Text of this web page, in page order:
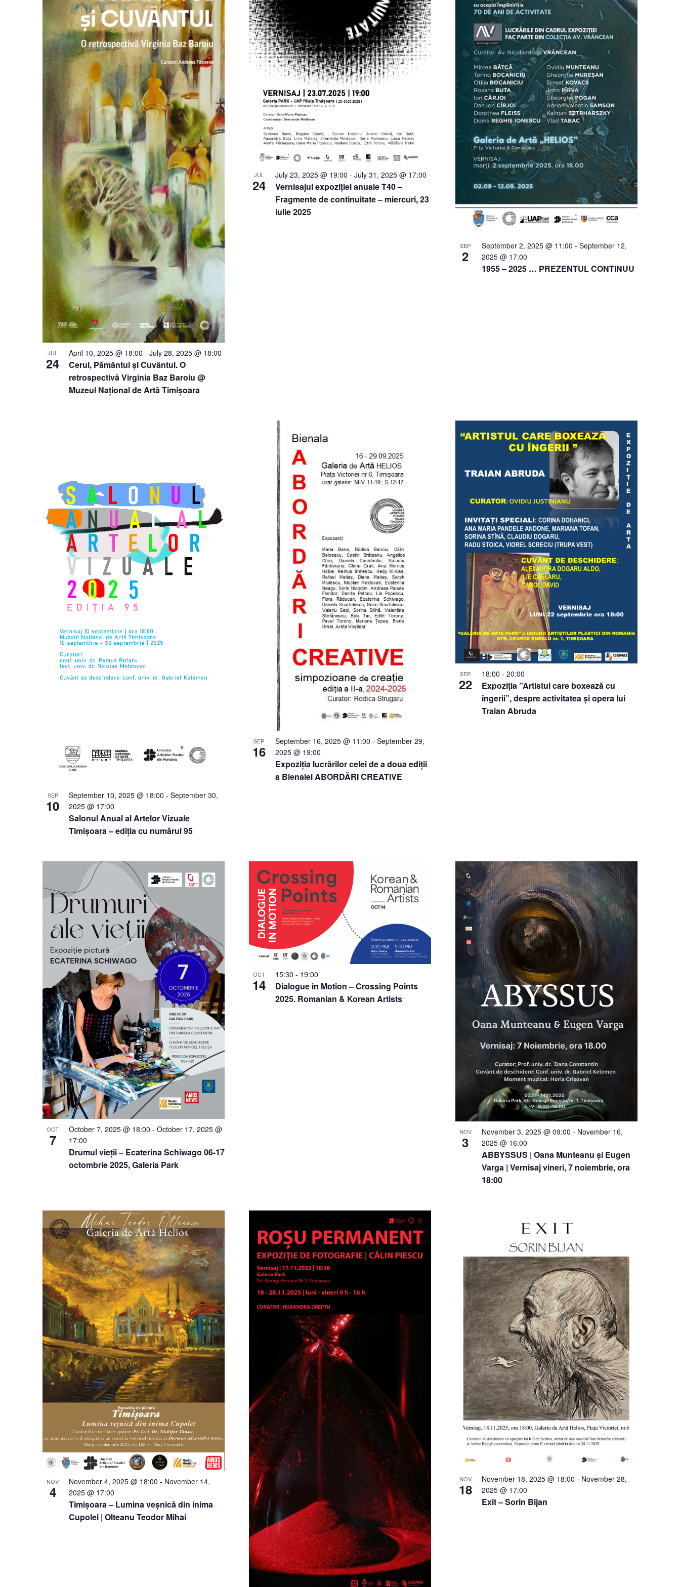
JUL
24
Cerul, Pământul și Cuvântul. O
retrospectivă Virginia Baz Baroiu @
Muzeul Național de Artă Timișoara
April 10, 2025 @ 18:00 - July 28, 2025 @ 18:00
JUL
24
Vernisajul expoziției anuale T40 –
Fragmente de continuitate – miercuri, 23
iulie 2025
July 23, 2025 @ 19:00 - July 31, 2025 @ 17:00
SEP
2
1955 – 2025 … PREZENTUL CONTINUU
September 2, 2025 @ 11:00 - September 12,
2025 @ 17:00
SEP
10
Salonul Anual al Artelor Vizuale
Timișoara – ediția cu numărul 95
September 10, 2025 @ 18:00 - September 30,
2025 @ 17:00
SEP
16
Expoziția lucrărilor celei de a doua ediții
a Bienalei ABORDĂRI CREATIVE
September 16, 2025 @ 11:00 - September 29,
2025 @ 19:00
SEP
22
Expoziția ”Artistul care boxează cu
îngerii”, despre activitatea și opera lui
Traian Abruda
18:00 - 20:00
OCT
7
Drumul vieții – Ecaterina Schiwago 06-17
octombrie 2025, Galeria Park
October 7, 2025 @ 18:00 - October 17, 2025 @
17:00
OCT
14
Dialogue in Motion – Crossing Points
2025. Romanian & Korean Artists
15:30 - 19:00
NOV
3
ABBYSSUS | Oana Munteanu și Eugen
Varga | Vernisaj vineri, 7 noiembrie, ora
18:00
November 3, 2025 @ 09:00 - November 16,
2025 @ 16:00
NOV
4
Timișoara – Lumina veșnică din inima
Cupolei | Olteanu Teodor Mihai
November 4, 2025 @ 18:00 - November 14,
2025 @ 17:00
NOV
18
Exit – Sorin Bijan
November 18, 2025 @ 18:00 - November 28,
2025 @ 17:00